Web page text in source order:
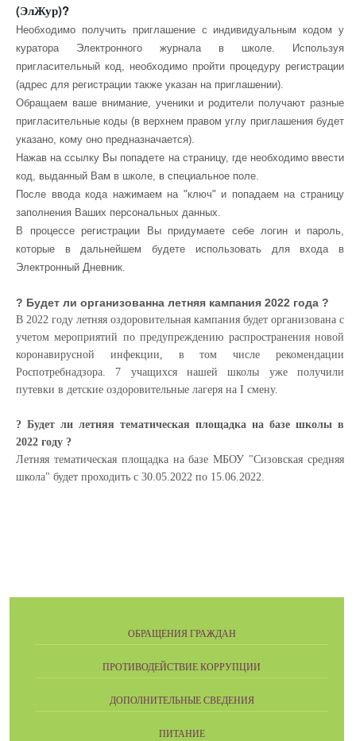
(ЭлЖур)?
Необходимо получить приглашение с индивидуальным кодом у
куратора Электронного журнала в школе. Используя
пригласительный код, необходимо пройти процедуру регистрации
(адрес для регистрации также указан на приглашении).
Обращаем ваше внимание, ученики и родители получают разные
пригласительные коды (в верхнем правом углу приглашения будет
указано, кому оно предназначается).
Нажав на ссылку Вы попадете на страницу, где необходимо ввести
код, выданный Вам в школе, в специальное поле.
После ввода кода нажимаем на "ключ" и попадаем на страницу
заполнения Ваших персональных данных.
В процессе регистрации Вы придумаете себе логин и пароль,
которые в дальнейшем будете использовать для входа в
Электронный Дневник.
? Будет ли организованна летняя кампания 2022 года ?
В 2022 году летняя оздоровительная кампания будет организована с
учетом мероприятий по предупреждению распространения новой
коронавирусной инфекции, в том числе рекомендации
Роспотребнадзора. 7 учащихся нашей школы уже получили
путевки в детские оздоровительные лагеря на I смену.
? Будет ли летняя тематическая площадка на базе школы в
2022 году ?
Летняя тематическая площадка на базе МБОУ "Сизовская средняя
школа" будет проходить с 30.05.2022 по 15.06.2022.
ОБРАЩЕНИЯ ГРАЖДАН
ПРОТИВОДЕЙСТВИЕ КОРРУПЦИИ
ДОПОЛНИТЕЛЬНЫЕ СВЕДЕНИЯ
ПИТАНИЕ